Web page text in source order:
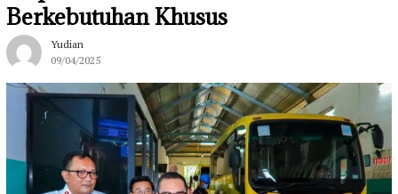
Berkebutuhan Khusus
Yudian
09/04/2025